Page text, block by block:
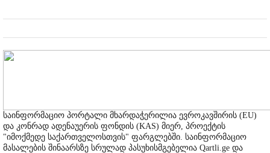
საინფორმაციო პორტალი მხარდაჭერილია ევროკავშირის (EU)
და კონრად ადენაუერის ფონდის (KAS) მიერ, პროექტის
"იმოქმედე საქართველოსთვის" ფარგლებში. საინფორმაციო
მასალების შინაარსზე სრულად პასუხისმგებელია Qartli.ge და